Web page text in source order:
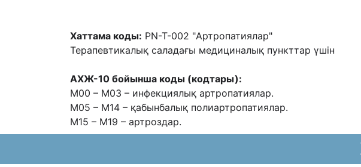
Хаттама коды: PN-T-002 "Артропатиялар"
Терапевтикалық саладағы медициналық пункттар үшін
АХЖ-10 бойынша коды (кодтары):
М00 – М03 – инфекциялық артропатиялар.
М05 – М14 – қабынбалық полиартропатиялар.
М15 – М19 – артроздар.